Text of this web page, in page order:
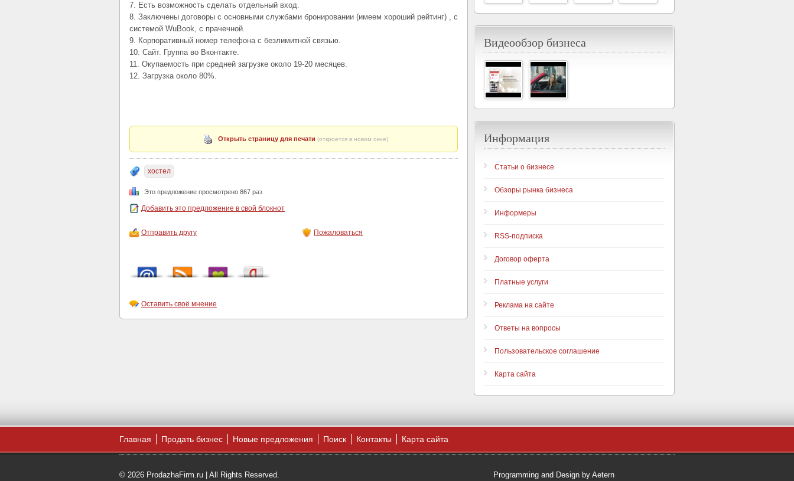
7. Есть возможность сделать отдельный вход.
8. Заключены договоры с основными службами бронировании (имеем хороший рейтинг) , с
системой WuBook, с прачечной.
9. Корпоративный номер телефона с безлимитной связью.
10. Сайт. Группа во Вконтакте.
11. Окупаемость при средней загрузке около 19-20 месяцев.
12. Загрузка около 80%.
Открыть страницу для печати (откроется в новом окне)
хостел
Это предложение просмотрено 867 раз
Добавить это предложение в свой блокнот
Отправить другу Пожаловаться
Оставить своё мнение
Видеообзор бизнеса
Информация
Статьи о бизнесе
Обзоры рынка бизнеса
Информеры
RSS-подписка
Договор оферта
Платные услуги
Реклама на сайте
Ответы на вопросы
Пользовательское соглашение
Карта сайта
Главная Продать бизнес Новые предложения Поиск Контакты Карта сайта
© 2026 ProdazhaFirm.ru | All Rights Reserved. Programming and Design by Aetern